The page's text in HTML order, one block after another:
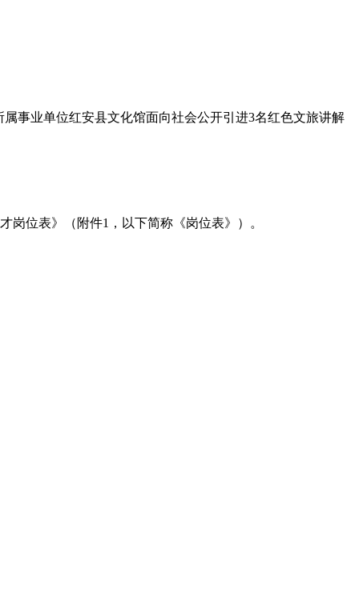
业单位红安县文化馆面向社会公开引进3名红色文旅讲解
位表》（附件1，以下简称《岗位表》）。